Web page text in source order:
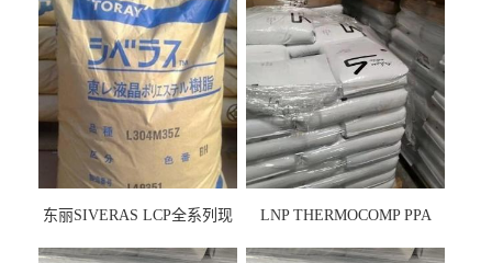
东丽SIVERAS LCP全系列现
LNP THERMOCOMP PPA